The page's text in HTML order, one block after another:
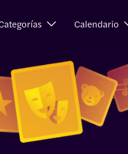
Calendario